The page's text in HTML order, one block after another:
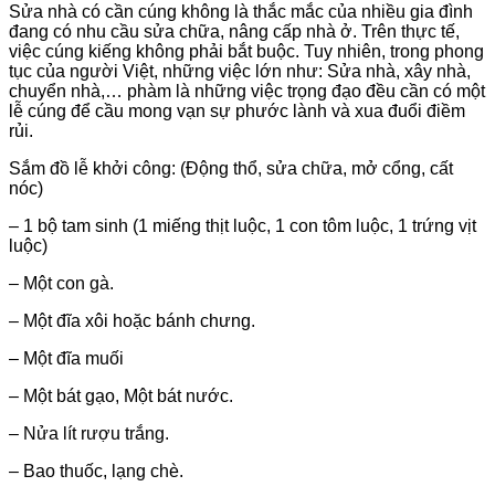
Sửa nhà có cần cúng không là thắc mắc của nhiều gia đình
đang có nhu cầu sửa chữa, nâng cấp nhà ở. Trên thực tế,
việc cúng kiếng không phải bắt buộc. Tuy nhiên, trong phong
tục của người Việt, những việc lớn như: Sửa nhà, xây nhà,
chuyển nhà,… phàm là những việc trọng đạo đều cần có một
lễ cúng để cầu mong vạn sự phước lành và xua đuổi điềm
rủi.
Sắm đồ lễ khởi công: (Động thổ, sửa chữa, mở cổng, cất
nóc)
– 1 bộ tam sinh (1 miếng thịt luộc, 1 con tôm luộc, 1 trứng vịt
luộc)
– Một con gà.
– Một đĩa xôi hoặc bánh chưng.
– Một đĩa muối
– Một bát gạo, Một bát nước.
– Nửa lít rượu trắng.
– Bao thuốc, lạng chè.